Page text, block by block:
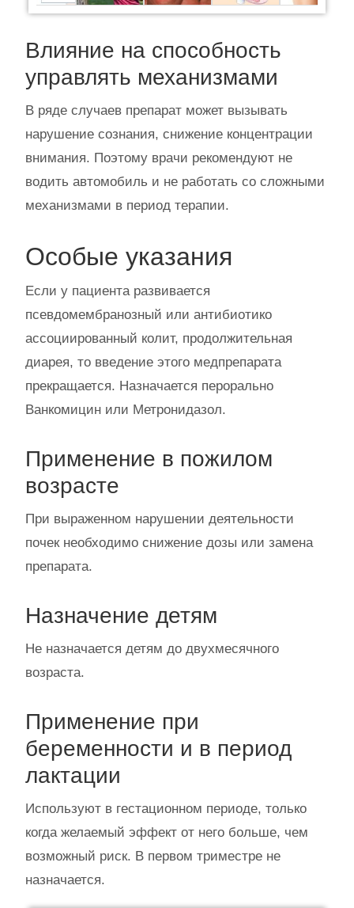
Влияние на способность
управлять механизмами
В ряде случаев препарат может вызывать
нарушение сознания, снижение концентрации
внимания. Поэтому врачи рекомендуют не
водить автомобиль и не работать со сложными
механизмами в период терапии.
Особые указания
Если у пациента развивается
псевдомембранозный или антибиотико
ассоциированный колит, продолжительная
диарея, то введение этого медпрепарата
прекращается. Назначается перорально
Ванкомицин или Метронидазол.
Применение в пожилом
возрасте
При выраженном нарушении деятельности
почек необходимо снижение дозы или замена
препарата.
Назначение детям
Не назначается детям до двухмесячного
возраста.
Применение при
беременности и в период
лактации
Используют в гестационном периоде, только
когда желаемый эффект от него больше, чем
возможный риск. В первом триместре не
назначается.